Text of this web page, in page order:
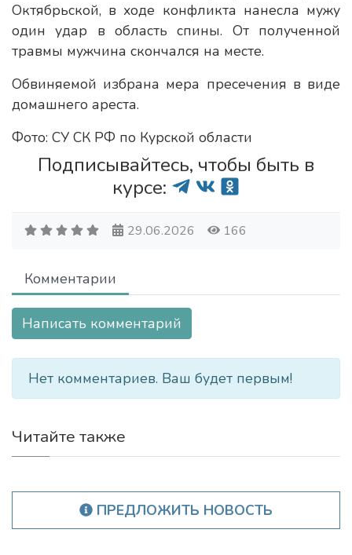
Октябрьской, в ходе конфликта нанесла мужу
один удар в область спины. От полученной
травмы мужчина скончался на месте.
Обвиняемой избрана мера пресечения в виде
домашнего ареста.
Фото: СУ СК РФ по Курской области
Подписывайтесь, чтобы быть в
курсе:
29.06.2026 166
Комментарии
Написать комментарий
Нет комментариев. Ваш будет первым!
Читайте также
ПРЕДЛОЖИТЬ НОВОСТЬ